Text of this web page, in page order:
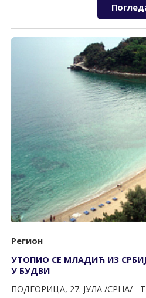
Регион
УТОПИО СЕ МЛАДИЋ ИЗ
У БУДВИ
ПОДГОРИЦА, 27. ЈУЛА /СРНА/ -